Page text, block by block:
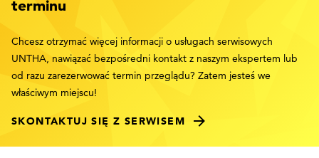
kosztów
terminu
Chcesz otrzymać więcej informacji o usługach serwisowych
UNTHA, nawiązać bezpośredni kontakt z naszym ekspertem lub
od razu zarezerwować termin przeglądu? Zatem jesteś we
właściwym miejscu!
SKONTAKTUJ SIĘ Z SERWISEM